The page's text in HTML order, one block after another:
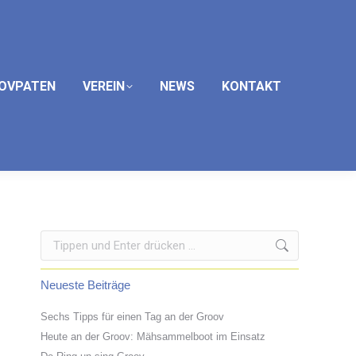
VEREIN NEWS KONTAKT
Search:
Neueste Beiträge
Sechs Tipps für einen Tag an der Groov
Heute an der Groov: Mähsammelboot im Einsatz